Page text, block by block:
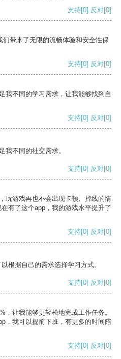
支持[0] 反对[0]
带来了无限的流畅体验和安全性保
支持[0] 反对[0]
我不同的学习需求，让我能够找到自
支持[0] 反对[0]
我不同的社交需求。
支持[0] 反对[0]
玩游戏再也不会出现卡顿、掉线的情
有了这个app，我的游戏水平提升了
支持[0] 反对[0]
根据自己的需求选择学习方式。
支持[0] 反对[0]
，让我能够更轻松地完成工作任务。
，我可以提前下班，有更多的时间陪
支持[0] 反对[0]